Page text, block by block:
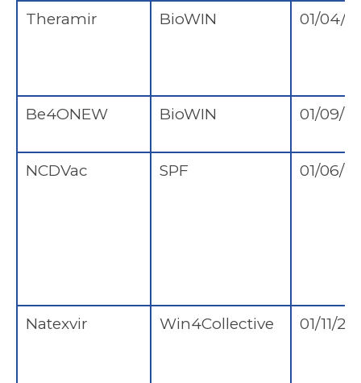
Theramir BioWIN 01/04/
Be4ONEW BioWIN 01/09/
NCDVac SPF 01/06/
Natexvir Win4Collective 01/11/